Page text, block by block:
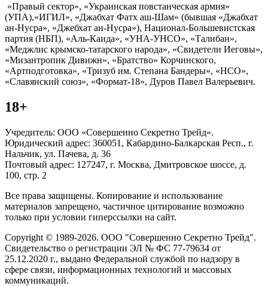
«Правый сектор», «Украинская повстанческая армия»
(УПА),«ИГИЛ», «Джабхат Фатх аш-Шам» (бывшая «Джабхат
ан-Нусра», «Джебхат ан-Нусра»), Национал-Большевистская
партия (НБП), «Аль-Каида», «УНА-УНСО», «Талибан»,
«Меджлис крымско-татарского народа», «Свидетели Иеговы»,
«Мизантропик Дивижн», «Братство» Корчинского,
«Артподготовка», «Тризуб им. Степана Бандеры», «НСО»,
«Славянский союз», «Формат-18», Дуров Павел Валерьевич.
18+
Учредитель: ООО «Совершенно Секретно Трейд».
Юридический адрес: 360051, Кабардино-Балкарская Респ., г.
Нальчик, ул. Пачева, д. 36
Почтовый адрес: 127247, г. Москва, Дмитровское шоссе, д.
100, стр. 2
Все права защищены. Копирование и использование
материалов запрещено, частичное цитирование возможно
только при условии гиперссылки на сайт.
Copyright © 1989-2026. ООО "Совершенно Секретно Трейд".
Свидетельство о регистрации ЭЛ № ФС 77-79634 от
25.12.2020 г., выдано Федеральной службой по надзору в
сфере связи, информационных технологий и массовых
коммуникаций.